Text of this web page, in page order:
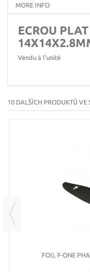
MORE INFO
ECROU
Vendu à l'unité
10 DALŠÍCH PRODUKTŮ VE
FOIL F-ONE